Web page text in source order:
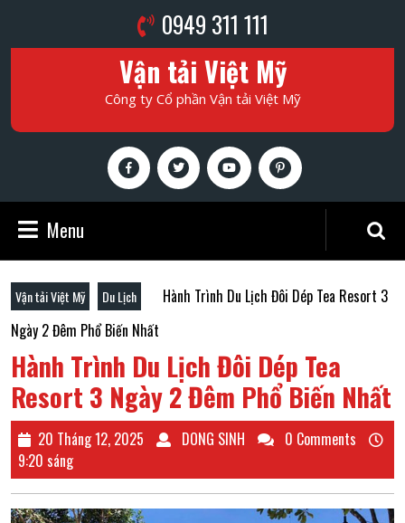
content
0949 311 111
Number
Vận tải Việt Mỹ
Công ty Cổ phần Vận tải Việt Mỹ
FacebookTwitter Youtube Pinterest
Menu
Search
Vận tải Việt Mỹ Du Lịch
Hành Trình Du Lịch Đôi Dép Tea Resort 3
Ngày 2 Đêm Phổ Biến Nhất
Hành Trình Du Lịch Đôi Dép Tea
Resort 3 Ngày 2 Đêm Phổ Biến Nhất
20 Tháng 12, 2025
20
12,
2025
DONG SINH
DONG 0 Comments
9:20 sáng